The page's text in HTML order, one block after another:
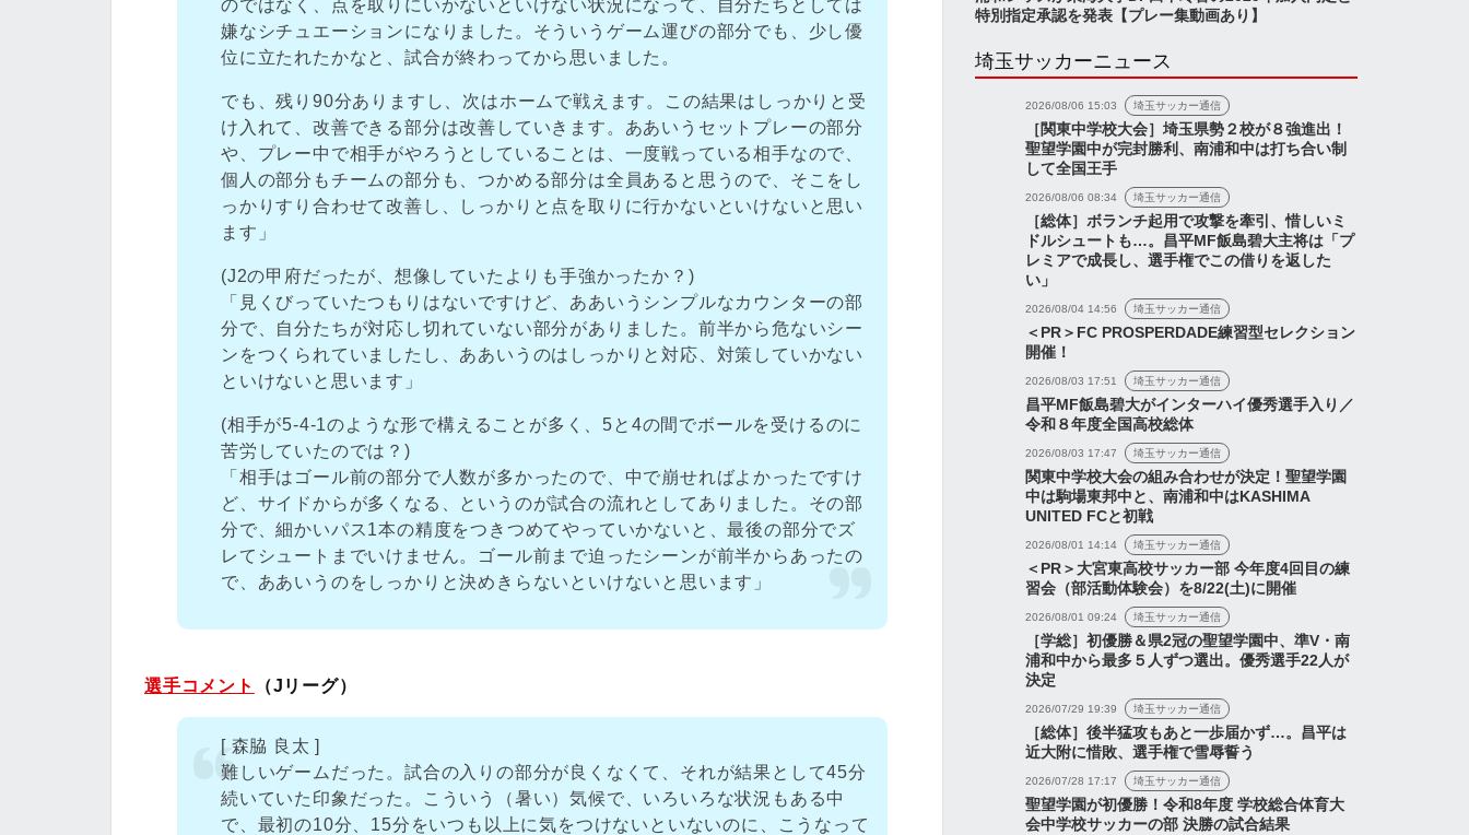
のではなく、点を取りにいかないといけない状況になって、自分たちとしては
嫌なシチュエーションになりました。そういうゲーム運びの部分でも、少し優
位に立たれたかなと、試合が終わってから思いました。
でも、残り90分ありますし、次はホームで戦えます。この結果はしっかりと受
け入れて、改善できる部分は改善していきます。ああいうセットプレーの部分
や、プレー中で相手がやろうとしていることは、一度戦っている相手なので、
個人の部分もチームの部分も、つかめる部分は全員あると思うので、そこをし
っかりすり合わせて改善し、しっかりと点を取りに行かないといけないと思い
ます」
(J2の甲府だったが、想像していたよりも手強かったか？)
「見くびっていたつもりはないですけど、ああいうシンプルなカウンターの部
分で、自分たちが対応し切れていない部分がありました。前半から危ないシー
ンをつくられていましたし、ああいうのはしっかりと対応、対策していかない
といけないと思います」
(相手が5-4-1のような形で構えることが多く、5と4の間でボールを受けるのに
苦労していたのでは？)
「相手はゴール前の部分で人数が多かったので、中で崩せればよかったですけ
ど、サイドからが多くなる、というのが試合の流れとしてありました。その部
分で、細かいパス1本の精度をつきつめてやっていかないと、最後の部分でズ
レてシュートまでいけません。ゴール前まで迫ったシーンが前半からあったの
で、ああいうのをしっかりと決めきらないといけないと思います」
選手コメント （Jリーグ）
[ 森脇 良太 ]
難しいゲームだった。試合の入りの部分が良くなくて、それが結果として45分
続いていた印象だった。こういう（暑い）気候で、いろいろな状況もある中
で、最初の10分、15分をいつも以上に気をつけないといないのに、こうなって
特別指定承認を発表【プレー集動画あり】
埼玉サッカーニュース
2026/08/06 15:03 埼玉サッカー通信
［関東中学校大会］埼玉県勢２校が８強進出！
聖望学園中が完封勝利、南浦和中は打ち合い制
して全国王手
2026/08/06 08:34 埼玉サッカー通信
［総体］ボランチ起用で攻撃を牽引、惜しいミ
ドルシュートも…。昌平MF飯島碧大主将は「プ
レミアで成長し、選手権でこの借りを返した
い」
2026/08/04 14:56 埼玉サッカー通信
＜PR＞FC PROSPERDADE練習型セレクション
開催！
2026/08/03 17:51 埼玉サッカー通信
昌平MF飯島碧大がインターハイ優秀選手入り／
令和８年度全国高校総体
2026/08/03 17:47 埼玉サッカー通信
関東中学校大会の組み合わせが決定！聖望学園
中は駒場東邦中と、南浦和中はKASHIMA
UNITED FCと初戦
2026/08/01 14:14 埼玉サッカー通信
＜PR＞大宮東高校サッカー部 今年度4回目の練
習会（部活動体験会）を8/22(土)に開催
2026/08/01 09:24 埼玉サッカー通信
［学総］初優勝＆県2冠の聖望学園中、準V・南
浦和中から最多５人ずつ選出。優秀選手22人が
決定
2026/07/29 19:39 埼玉サッカー通信
［総体］後半猛攻もあと一歩届かず…。昌平は
近大附に惜敗、選手権で雪辱誓う
2026/07/28 17:17 埼玉サッカー通信
聖望学園が初優勝！令和8年度 学校総合体育大
会中学校サッカーの部 決勝の試合結果